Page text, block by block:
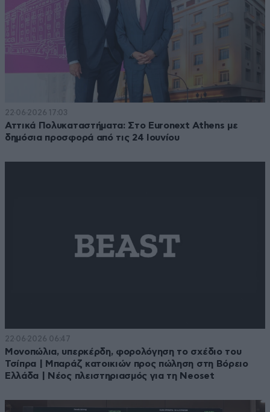
22·06·2026 17:03
Αττικά Πολυκαταστήματα: Στο Euronext Athens με
δημόσια προσφορά από τις 24 Ιουνίου
22·06·2026 06:47
Μονοπώλια, υπερκέρδη, φορολόγηση το σχέδιο του
Τσίπρα | Μπαράζ κατοικιών προς πώληση στη Βόρειο
Ελλάδα | Νέος πλειστηριασμός για τη Neoset